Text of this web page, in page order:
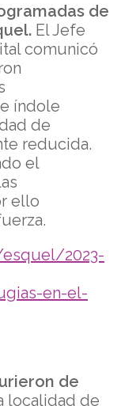
de
El Jefe
comunicó
índole
de
reducida.
el
ello
2023-
en-el-
de
localidad de